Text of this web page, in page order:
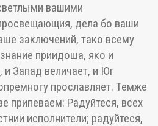
вашими
дела бо ваши
заключений, тако всему
приидоша, яко и
и Запад величает, и Юг
прославляет. Темже
припеваем: Радуйтеся, всех
исполнители; радуйтеся,